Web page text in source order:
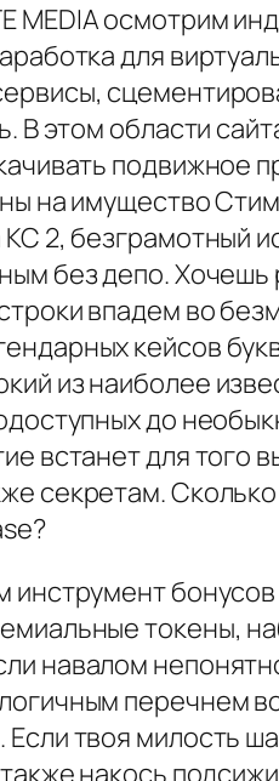
MEDIA осмотрим
для
В этом области
подвижное
на имущество
2, безграмотный
без депо. Хочешь
впадем во
кейсов
из наиболее
до
встанет для
секретам.
инструмент
токены,
навалом
перечнем
твоя милость